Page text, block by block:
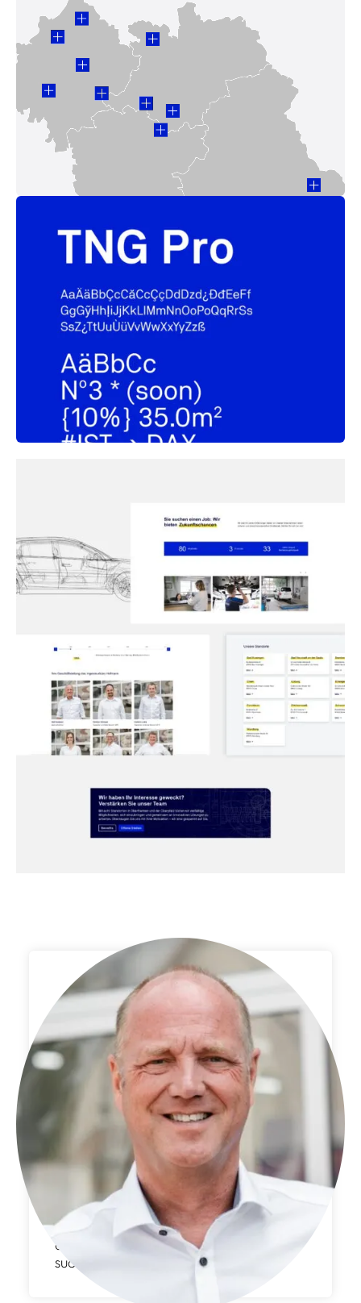
Olaf Oestmann
Geschäftsführer,
Ingenieurbüro Hofmann
Die Zusammenarbeit bei der
Neugestaltung unserer Homepage war
erstklassig. Von der ersten Idee bis zum
fertigen Design verlief alles absolut
reibungslos und hochprofessionell. Wir
sind mit dem Ergebnis sowie der
unkomplizierten Kommunikation sehr
zufrieden. Eine klare Empfehlung für
alle, die Qualität und Zuverlässigkeit
suchen!